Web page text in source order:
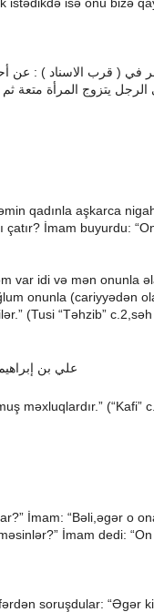
في ( قرب الاسناد ) : عن
الرجل يتزوج المرأة متعة ثم
qadınla aşkarca
çatır? İmam buyurdu:
var idi və mən onunla
onunla (cariyyədən
(Tusi “Təhzib”
علي بن
məxluqlardır.” (“Kafi”
İmam: “Bəli,əgər o
İmam dedi: “On
soruşdular: “Əgər